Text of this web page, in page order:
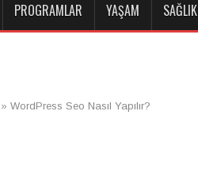
PROGRAMLAR YAŞAM SAĞLIK
» WordPress Seo Nasıl Yapılır?